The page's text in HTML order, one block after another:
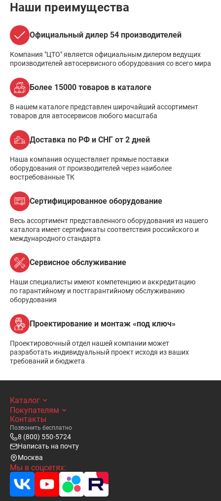
Наши преимущества
Официальный дилер 54 производителей
Компания "ЦТО" является официальным дилером ведущих
производителей автосервисного оборудования со всего мира
Более 15000 товаров в каталоге
В нашем каталоге представлен широчайший ассортимент
товаров для автосервисов любого масштаба
Доставка по РФ и СНГ от 2 дней
Наша компания осуществляет прямые поставки
оборудования от производителей через наиболее
востребованные ТК
Сертифицированное оборудование
Весь ассортимент представленного оборудования из нашего
каталога имеет сертификаты соответствия российского и
международного стандарта
Сервисное обслуживание
Наши специалисты имеют компетенцию и аккредитацию
по гарантийному и постгарантийному обслуживанию
оборудования
Проектирование и монтаж «под ключ»
Проектировочный отдел нашей компании может
разработать индивидуальный проект исходя из ваших
требований и бюджета
Каталог
Покупателям
Контакты
Позвонить бесплатно
8 (800) 550-5724
Написать на почту
Москва
Мы в соцсетях: